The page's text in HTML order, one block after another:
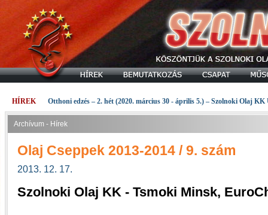
HÍREK Otthoni edzés – 2. hét (2020. március 30 - április 5.) – Szolnoki Olaj KK
Archívum - Hírek
Olaj Cseppek 2013-2014 / 9. szám
2013. 12. 17.
Szolnoki Olaj KK - Tsmoki Minsk,